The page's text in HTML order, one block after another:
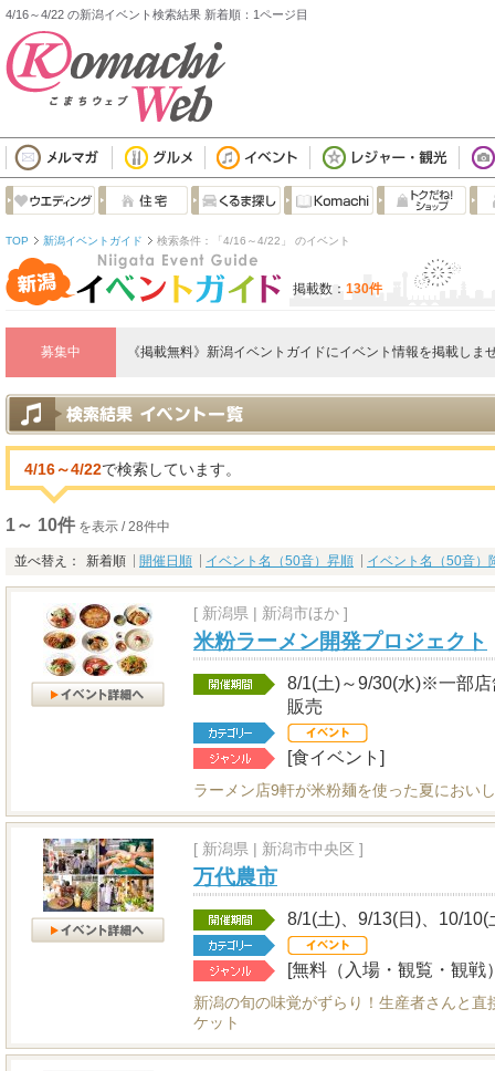
4/16～4/22 の新潟イベント検索結果 新着順：1ページ目
TOP 新潟イベントガイド 検索条件：「4/16～4/22」 のイベント
掲載数： 130件
募集中 《掲載無料》新潟イベントガイドにイベント情報を掲載しま
4/16～4/22で検索しています。
1～ 10件 を表示 / 28件中
並べ替え： 新着順 開催日順 イベント名（50音）昇順 イベント名（50音）
[ 新潟県 | 新潟市ほか ]
米粉ラーメン開発プロジェクト
8/1(土)～9/30(水)※一部
販売
[食イベント]
ラーメン店9軒が米粉麺を使った夏におい
[ 新潟県 | 新潟市中央区 ]
万代農市
8/1(土)、9/13(日)、10/10(
[無料（入場・観覧・観戦
新潟の旬の味覚がずらり！生産者さんと
ケット